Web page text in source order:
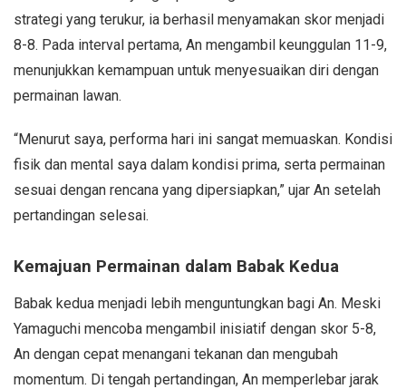
strategi yang terukur, ia berhasil menyamakan skor menjadi
8-8. Pada interval pertama, An mengambil keunggulan 11-9,
menunjukkan kemampuan untuk menyesuaikan diri dengan
permainan lawan.
“Menurut saya, performa hari ini sangat memuaskan. Kondisi
fisik dan mental saya dalam kondisi prima, serta permainan
sesuai dengan rencana yang dipersiapkan,” ujar An setelah
pertandingan selesai.
Kemajuan Permainan dalam Babak Kedua
Babak kedua menjadi lebih menguntungkan bagi An. Meski
Yamaguchi mencoba mengambil inisiatif dengan skor 5-8,
An dengan cepat menangani tekanan dan mengubah
momentum. Di tengah pertandingan, An memperlebar jarak